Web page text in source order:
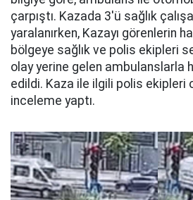
çarpıştı. Kazada 3'ü sağlık
yaralanırken, Kazayı görenlerin
bölgeye sağlık ve polis ekipleri
olay yerine gelen ambulanslarla
edildi. Kaza ile ilgili polis ekipleri
inceleme yaptı.